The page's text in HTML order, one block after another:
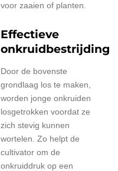
voor zaaien of planten.
Effectieve
onkruidbestrijding
Door de bovenste
grondlaag los te maken,
worden jonge onkruiden
losgetrokken voordat ze
zich stevig kunnen
wortelen. Zo helpt de
cultivator om de
onkruiddruk op een